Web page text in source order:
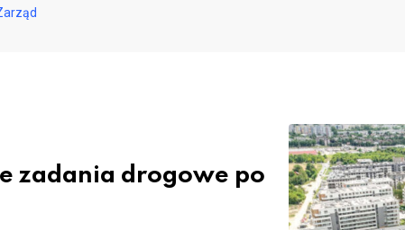
zadania drogowe po